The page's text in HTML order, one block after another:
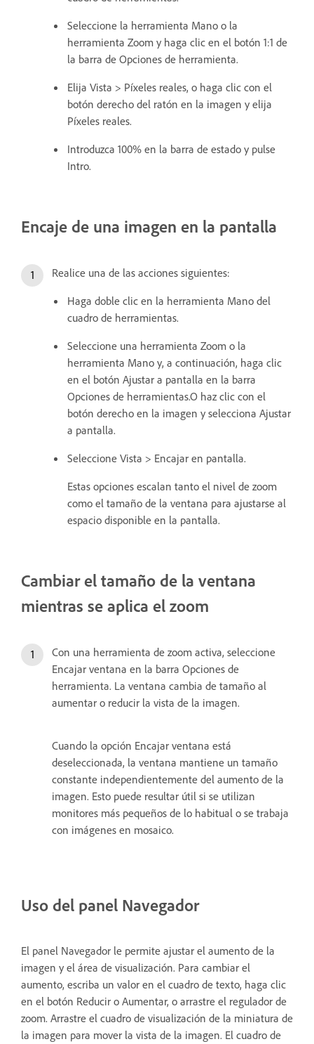
Seleccione la herramienta Mano o la
herramienta Zoom y haga clic en el botón 1:1 de
la barra de Opciones de herramienta.
Elija Vista > Píxeles reales, o haga clic con el
botón derecho del ratón en la imagen y elija
Píxeles reales.
Introduzca 100% en la barra de estado y pulse
Intro.
Encaje de una imagen en la pantalla
Realice una de las acciones siguientes:
Haga doble clic en la herramienta Mano del
cuadro de herramientas.
Seleccione una herramienta Zoom o la
herramienta Mano y, a continuación, haga clic
en el botón Ajustar a pantalla en la barra
Opciones de herramientas.O haz clic con el
botón derecho en la imagen y selecciona Ajustar
a pantalla.
Seleccione Vista > Encajar en pantalla.
Estas opciones escalan tanto el nivel de zoom
como el tamaño de la ventana para ajustarse al
espacio disponible en la pantalla.
Cambiar el tamaño de la ventana
mientras se aplica el zoom
Con una herramienta de zoom activa, seleccione
Encajar ventana en la barra Opciones de
herramienta. La ventana cambia de tamaño al
aumentar o reducir la vista de la imagen.
Cuando la opción Encajar ventana está
deseleccionada, la ventana mantiene un tamaño
constante independientemente del aumento de la
imagen. Esto puede resultar útil si se utilizan
monitores más pequeños de lo habitual o se trabaja
con imágenes en mosaico.
Uso del panel Navegador
El panel Navegador le permite ajustar el aumento de la
imagen y el área de visualización. Para cambiar el
aumento, escriba un valor en el cuadro de texto, haga clic
en el botón Reducir o Aumentar, o arrastre el regulador de
zoom. Arrastre el cuadro de visualización de la miniatura de
la imagen para mover la vista de la imagen. El cuadro de